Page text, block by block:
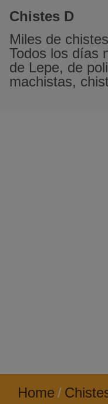
Chistes D
Miles de
Todos los días
de Lepe, de
machistas,
Home /